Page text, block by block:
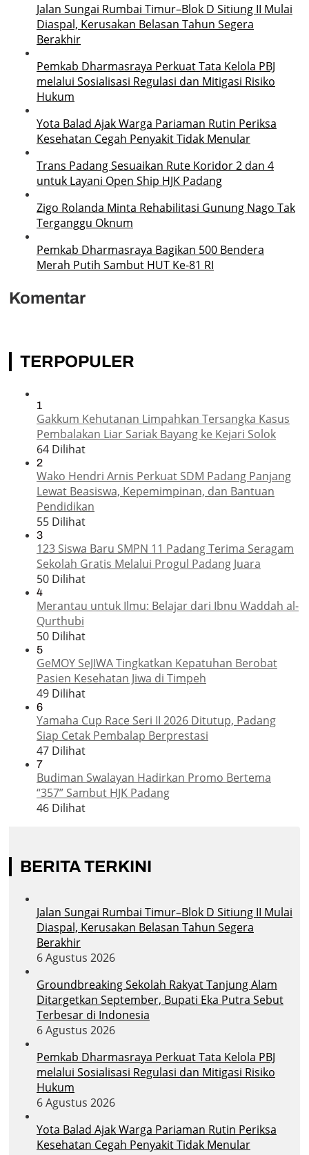
Jalan Sungai Rumbai Timur–Blok D Sitiung II Mulai
Diaspal, Kerusakan Belasan Tahun Segera
Berakhir
Pemkab Dharmasraya Perkuat Tata Kelola PBJ
melalui Sosialisasi Regulasi dan Mitigasi Risiko
Hukum
Yota Balad Ajak Warga Pariaman Rutin Periksa
Kesehatan Cegah Penyakit Tidak Menular
Trans Padang Sesuaikan Rute Koridor 2 dan 4
untuk Layani Open Ship HJK Padang
Zigo Rolanda Minta Rehabilitasi Gunung Nago Tak
Terganggu Oknum
Pemkab Dharmasraya Bagikan 500 Bendera
Merah Putih Sambut HUT Ke-81 RI
Komentar
TERPOPULER
1
Gakkum Kehutanan Limpahkan Tersangka Kasus
Pembalakan Liar Sariak Bayang ke Kejari Solok
64 Dilihat
2
Wako Hendri Arnis Perkuat SDM Padang Panjang
Lewat Beasiswa, Kepemimpinan, dan Bantuan
Pendidikan
55 Dilihat
3
123 Siswa Baru SMPN 11 Padang Terima Seragam
Sekolah Gratis Melalui Progul Padang Juara
50 Dilihat
4
Merantau untuk Ilmu: Belajar dari Ibnu Waddah al-
Qurthubi
50 Dilihat
5
GeMOY SeJIWA Tingkatkan Kepatuhan Berobat
Pasien Kesehatan Jiwa di Timpeh
49 Dilihat
6
Yamaha Cup Race Seri II 2026 Ditutup, Padang
Siap Cetak Pembalap Berprestasi
47 Dilihat
7
Budiman Swalayan Hadirkan Promo Bertema
“357” Sambut HJK Padang
46 Dilihat
BERITA TERKINI
Jalan Sungai Rumbai Timur–Blok D Sitiung II Mulai
Diaspal, Kerusakan Belasan Tahun Segera
Berakhir
6 Agustus 2026
Groundbreaking Sekolah Rakyat Tanjung Alam
Ditargetkan September, Bupati Eka Putra Sebut
Terbesar di Indonesia
6 Agustus 2026
Pemkab Dharmasraya Perkuat Tata Kelola PBJ
melalui Sosialisasi Regulasi dan Mitigasi Risiko
Hukum
6 Agustus 2026
Yota Balad Ajak Warga Pariaman Rutin Periksa
Kesehatan Cegah Penyakit Tidak Menular